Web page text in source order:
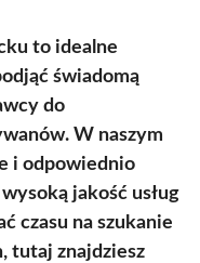
to idealne
świadomą
do
W naszym
i odpowiednio
jakość usług
czasu na szukanie
tutaj znajdziesz